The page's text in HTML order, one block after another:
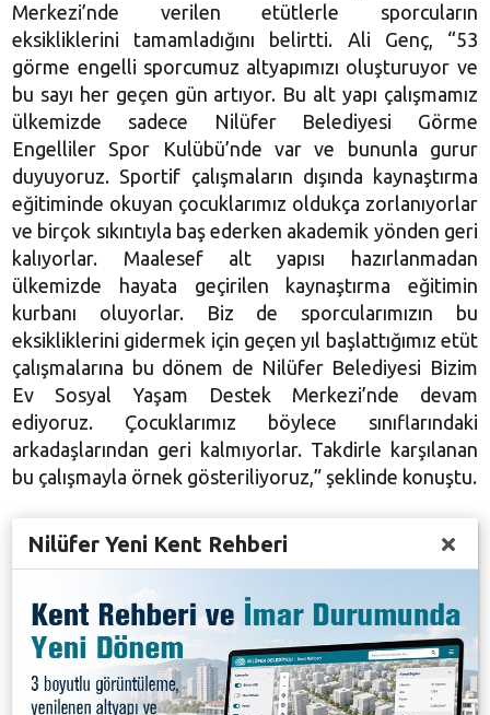
Merkezi’nde verilen etütlerle sporcuların
eksikliklerini tamamladığını belirtti. Ali Genç, “53
görme engelli sporcumuz altyapımızı oluşturuyor ve
bu sayı her geçen gün artıyor. Bu alt yapı çalışmamız
ülkemizde sadece Nilüfer Belediyesi Görme
Engelliler Spor Kulübü’nde var ve bununla gurur
duyuyoruz. Sportif çalışmaların dışında kaynaştırma
eğitiminde okuyan çocuklarımız oldukça zorlanıyorlar
ve birçok sıkıntıyla baş ederken akademik yönden geri
kalıyorlar. Maalesef alt yapısı hazırlanmadan
ülkemizde hayata geçirilen kaynaştırma eğitimin
kurbanı oluyorlar. Biz de sporcularımızın bu
eksikliklerini gidermek için geçen yıl başlattığımız etüt
çalışmalarına bu dönem de Nilüfer Belediyesi Bizim
Ev Sosyal Yaşam Destek Merkezi’nde devam
ediyoruz. Çocuklarımız böylece sınıflarındaki
arkadaşlarından geri kalmıyorlar. Takdirle karşılanan
bu çalışmayla örnek gösteriliyoruz,” şeklinde konuştu.
Tam donanımlı bireyler
BUGES bünyesinde yer alan sporcuların tam
donanımlı olması için çalıştıklarını belirten Genç,
“Sportif, akademik eğitimin yanı sıra haftanın iki günü
satranç, bir günü de temel eğitim ve bilgisayar eğitimi
Nilüfer Yeni Kent Rehberi